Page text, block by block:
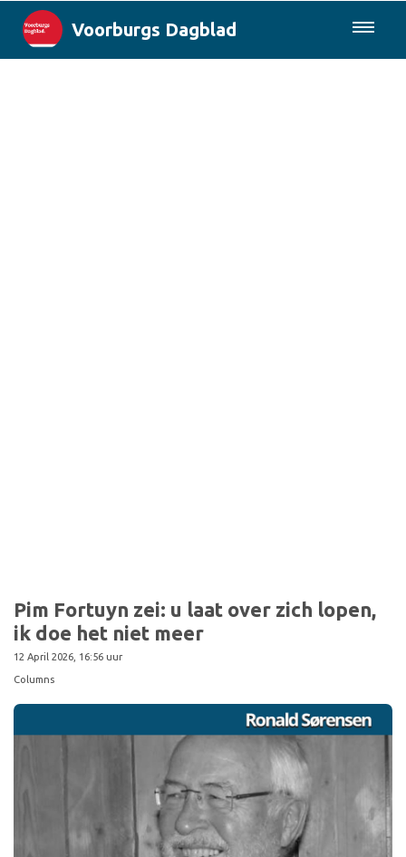
Voorburgs Dagblad
Pim Fortuyn zei: u laat over zich lopen,
ik doe het niet meer
12 April 2026, 16:56 uur
Columns